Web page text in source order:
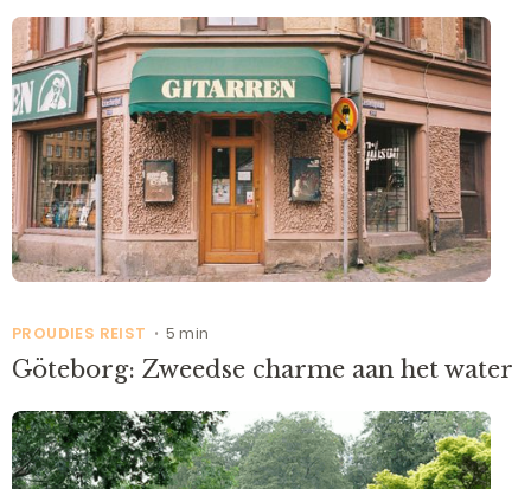
PROUDIES REIST • 5 min
Göteborg: Zweedse charme aan het water